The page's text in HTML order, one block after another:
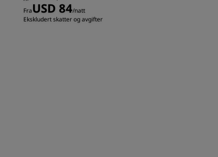
FraUSD 84/natt
Ekskludert skatter og avgifter